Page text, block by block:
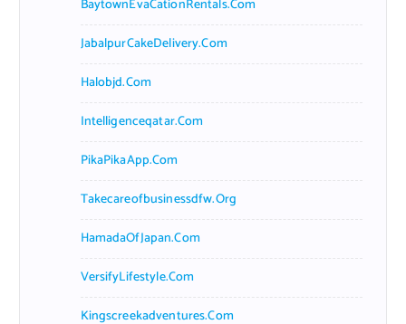
BaytownEvaCationRentals.com
JabalpurCakeDelivery.com
Halobjd.com
Intelligenceqatar.com
PikaPikaApp.com
Takecareofbusinessdfw.org
HamadaOfJapan.com
VersifyLifestyle.com
Kingscreekadventures.com